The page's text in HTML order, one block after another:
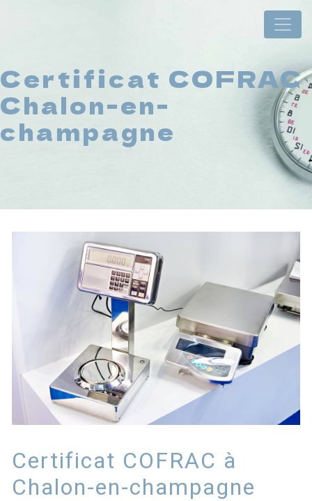
Certificat COFRAC
Chalon-en-
champagne
Certificat COFRAC à
Chalon-en-champagne